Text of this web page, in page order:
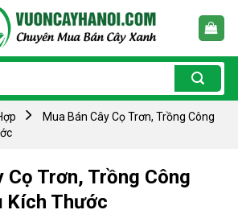
Mua Bán Cây Cọ Trơn, Trồng Công
Cọ Trơn, Trồng Công
Kích Thước